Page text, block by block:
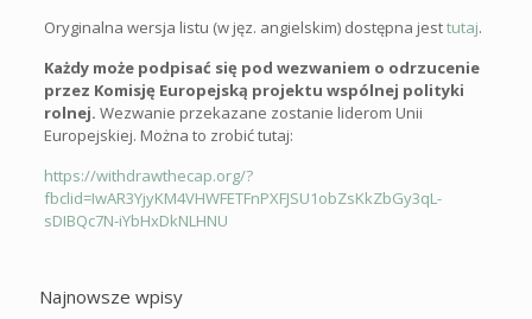
Oryginalna wersja listu (w jęz. angielskim) dostępna jesttutaj.
Każdy może podpisać się pod wezwaniem o odrzucenie
przez Komisję Europejską projektu wspólnej polityki
rolnej. Wezwanie przekazane zostanie liderom Unii
Europejskiej. Można to zrobić tutaj:
https://withdrawthecap.org/?
fbclid=IwAR3YjyKM4VHWFETFnPXFJSU1obZsKkZbGy3qL-
sDIBQc7N-iYbHxDkNLHNU
Najnowsze wpisy